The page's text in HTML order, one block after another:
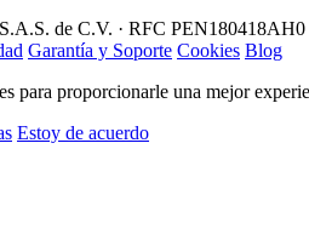
de C.V. · RFC PEN180418AH0
Garantía y Soporte Cookies Blog
para proporcionarle una mejor
Estoy de acuerdo